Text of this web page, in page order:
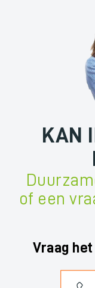
KAN
of een
Vraag